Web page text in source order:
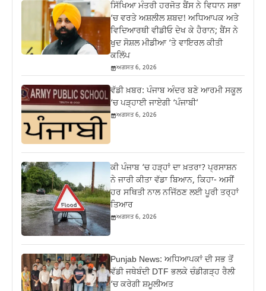
ਸਿੱਖਿਆ ਮੰਤਰੀ ਹਰਜੋਤ ਬੈਂਸ ਨੇ ਵਿਧਾਨ ਸਭਾ
‘ਚ ਵਰਤੇ ਅਸ਼ਲੀਲ ਸ਼ਬਦ! ਅਧਿਆਪਕ ਅਤੇ
ਵਿਦਿਆਰਥੀ ਵੀਡੀਓ ਦੇਖ ਕੇ ਹੈਰਾਨ; ਬੈਂਸ ਨੇ
ਖੁਦ ਸੋਸ਼ਲ ਮੀਡੀਆ ‘ਤੇ ਵਾਇਰਲ ਕੀਤੀ
ਕਲਿੱਪ
ਅਗਸਤ 6, 2026
ਵੱਡੀ ਖ਼ਬਰ: ਪੰਜਾਬ ਅੰਦਰ ਬਣੇ ਆਰਮੀ ਸਕੂਲ
‘ਚ ਪੜ੍ਹਾਈ ਜਾਏਗੀ ‘ਪੰਜਾਬੀ’
ਅਗਸਤ 6, 2026
ਕੀ ਪੰਜਾਬ ‘ਚ ਹੜ੍ਹਾਂ ਦਾ ਖ਼ਤਰਾ? ਪ੍ਰਸਾਸ਼ਨ
ਨੇ ਜਾਰੀ ਕੀਤਾ ਵੱਡਾ ਬਿਆਨ, ਕਿਹਾ- ਅਸੀਂ
ਹਰ ਸਥਿਤੀ ਨਾਲ ਨਜਿੱਠਣ ਲਈ ਪੂਰੀ ਤਰ੍ਹਾਂ
ਤਿਆਰ
ਅਗਸਤ 6, 2026
Punjab News: ਅਧਿਆਪਕਾਂ ਦੀ ਸਭ ਤੋਂ
ਵੱਡੀ ਜਥੇਬੰਦੀ DTF ਭਲਕੇ ਚੰਡੀਗੜ੍ਹ ਰੈਲੀ
‘ਚ ਕਰੇਗੀ ਸ਼ਮੂਲੀਅਤ